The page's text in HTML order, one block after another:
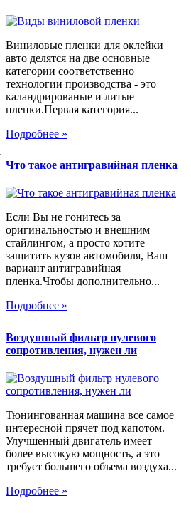
Виниловые пленки для оклейки
авто делятся на две основные
категории соответственно
технологии производства - это
каландрированые и литые
пленки.Первая категория...
Подробнее »
Что такое антигравийная пленка
Если Вы не гонитесь за
оригинальностью и внешним
стайлингом, а просто хотите
защитить кузов автомобиля, Ваш
вариант антигравийная
пленка.Чтобы дополнительно...
Подробнее »
Воздушный фильтр нулевого
сопротивления, нужен ли
Тюнингованная машина все самое
интересной прячет под капотом.
Улучшенный двигатель имеет
более высокую мощность, а это
требует большего объема воздуха...
Подробнее »